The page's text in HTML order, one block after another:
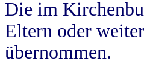
Die im
Eltern oder
übernommen.